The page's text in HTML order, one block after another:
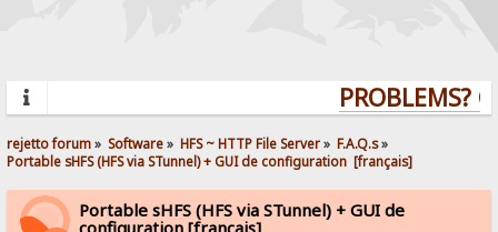
PROBLEMS?
rejetto forum» Software» HFS ~ HTTP File Server» F.A.Q.s»
Portable sHFS (HFS via STunnel) + GUI de configuration  [français]
Portable sHFS (HFS via STunnel) + GUI de
configuration [français]